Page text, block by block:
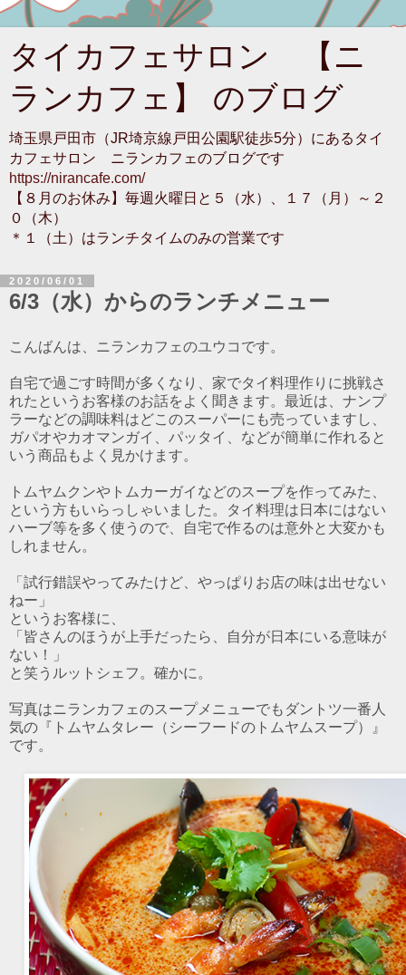
タイカフェサロン 【ニ
ランカフェ】 のブログ
埼玉県戸田市（JR埼京線戸田公園駅徒歩5分）にあるタイ
カフェサロン ニランカフェのブログです
https://nirancafe.com/
【８月のお休み】毎週火曜日と５（水）、１７（月）～２
０（木）
＊１（土）はランチタイムのみの営業です
2020/06/01
6/3（水）からのランチメニュー
こんばんは、ニランカフェのユウコです。
自宅で過ごす時間が多くなり、家でタイ料理作りに挑戦さ
れたというお客様のお話をよく聞きます。最近は、ナンプ
ラーなどの調味料はどこのスーパーにも売っていますし、
ガパオやカオマンガイ、パッタイ、などが簡単に作れると
いう商品もよく見かけます。
トムヤムクンやトムカーガイなどのスープを作ってみた、
という方もいらっしゃいました。タイ料理は日本にはない
ハーブ等を多く使うので、自宅で作るのは意外と大変かも
しれません。
「試行錯誤やってみたけど、やっぱりお店の味は出せない
ねー」
というお客様に、
「皆さんのほうが上手だったら、自分が日本にいる意味が
ない！」
と笑うルットシェフ。確かに。
写真はニランカフェのスープメニューでもダントツ一番人
気の『トムヤムタレー（シーフードのトムヤムスープ）』
です。